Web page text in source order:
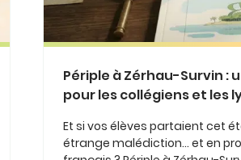
Périple à Zérhau-Survin :
pour les collégiens et les
Et si vos élèves partaient cet
étrange malédiction… et en